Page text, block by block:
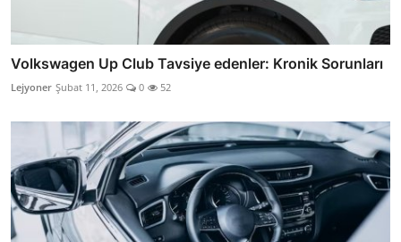
Volkswagen Up Club Tavsiye edenler: Kronik Sorunları
Lejyoner Şubat 11, 2026 0 52